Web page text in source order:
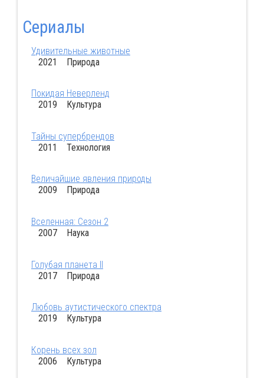
Сериалы
Удивительные животные
2021 Природа
Покидая Неверленд
2019 Культура
Тайны супербрендов
2011 Технология
Величайшие явления природы
2009 Природа
Вселенная: Сезон 2
2007 Наука
Голубая планета II
2017 Природа
Любовь аутистического спектра
2019 Культура
Корень всех зол
2006 Культура